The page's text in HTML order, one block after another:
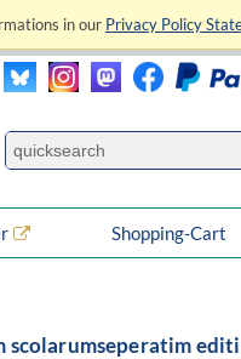
in our Privacy Policy
Shopping-Cart
scolarumseperatim editi